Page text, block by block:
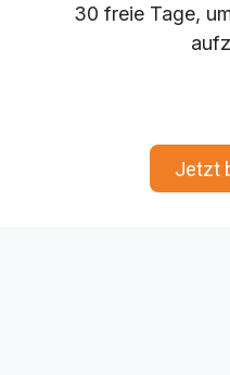
30 freie Tage,
Jetzt